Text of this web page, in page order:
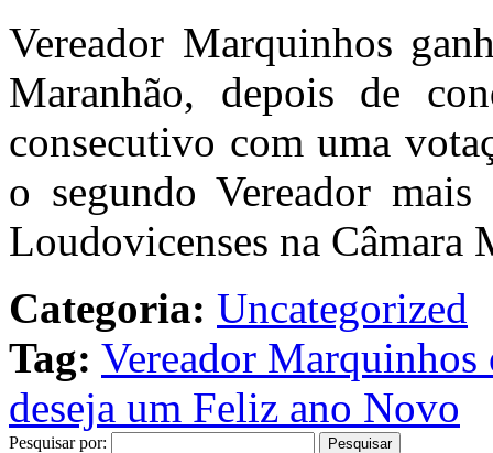
Vereador Marquinhos
Maranhão, depois de
consecutivo com uma
o segundo Vereador
Loudovicenses na Câmara
Categoria: Uncategorized
Tag: Vereador
deseja um Feliz ano Novo
Pesquisar por: